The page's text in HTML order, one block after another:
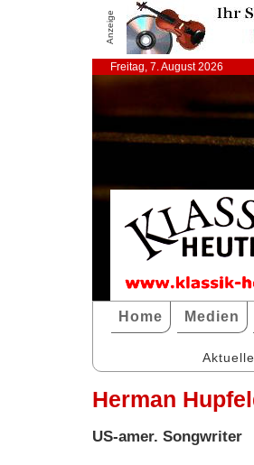
Anzeige
Freitag, 7. August 2026
Home Medien
Herman
US-amer. Songwriter